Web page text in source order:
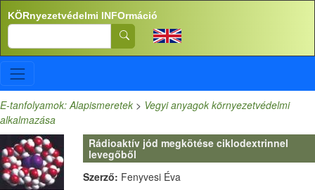
Ugrás a tartalomra
KÖRnyezetvédelmi INFOrmáció
Search
E-tanfolyamok: Alapismeretek > Vegyi anyagok környezetvédelmi
alkalmazása
Rádioaktív jód megkötése ciklodextrinnel
levegőből
Szerző: Fenyvesi Éva